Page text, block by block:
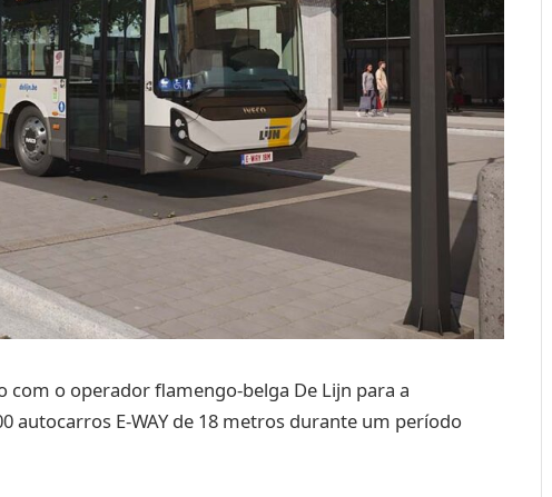
com o operador flamengo-belga De Lijn para a
autocarros E-WAY de 18 metros durante um período